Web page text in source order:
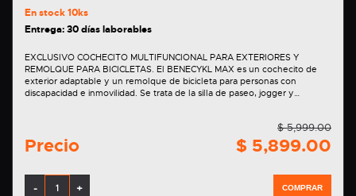
En stock10ks
Entrega: 30 días laborables
EXCLUSIVO COCHECITO MULTIFUNCIONAL PARA EXTERIORES Y
REMOLQUE PARA BICICLETAS. El BENECYKL MAX es un cochecito de
exterior adaptable y un remolque de bicicleta para personas con
discapacidad e inmovilidad. Se trata de la silla de paseo, jogger y…
Precio
$ 5,999.00
$ 5,899.00
- + COMPRAR